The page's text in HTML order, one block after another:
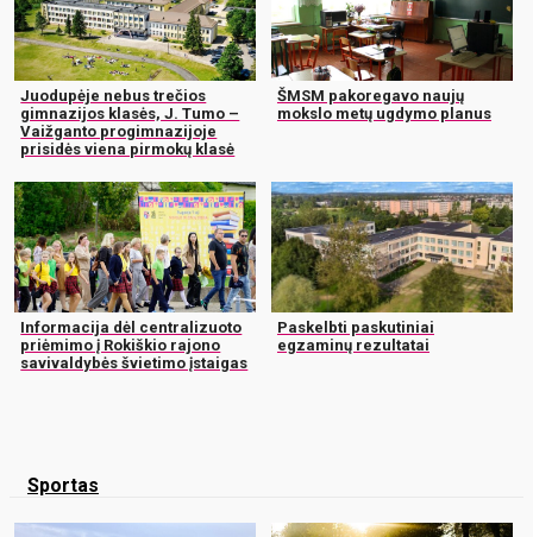
Juodupėje nebus trečios
gimnazijos klasės, J. Tumo –
Vaižganto progimnazijoje
prisidės viena pirmokų klasė
ŠMSM pakoregavo naujų
mokslo metų ugdymo planus
Informacija dėl centralizuoto
priėmimo į Rokiškio rajono
savivaldybės švietimo įstaigas
Paskelbti paskutiniai
egzaminų rezultatai
Sportas